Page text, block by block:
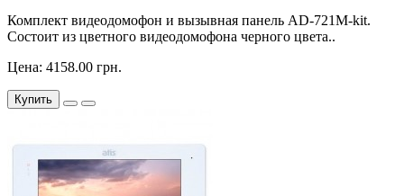
Комплект видеодомофон и вызывная панель AD-721M-kit.
Состоит из цветного видеодомофона черного цвета..
Цена: 4158.00 грн.
Купить